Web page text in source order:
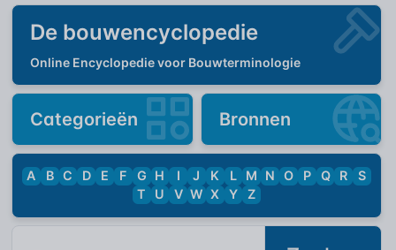
De bouwencyclopedie
Online Encyclopedie voor Bouwterminologie
Categorieën Bronnen
A B C D E F G H I J K L M N O P Q R
S
T
U V W X Y Z